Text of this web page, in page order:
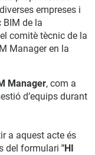
empreses i
de la
comitè tècnic de la
Manager en la
Manager, com a
d’equips durant
a aquest acte és
del formulari "HI